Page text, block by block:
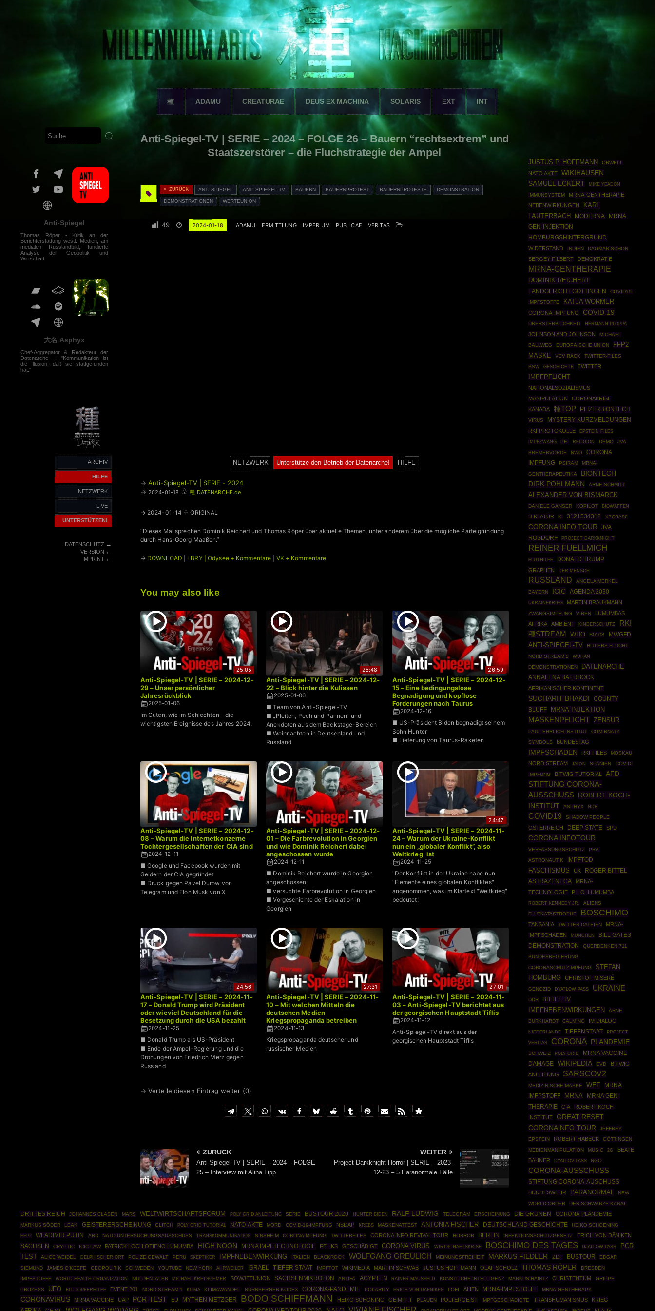
種 ADAMU CREATURAE DEUS EX MACHINA SOLARIS EXT INT
Anti-Spiegel
Thomas Röper - Kritik an der
Berichterstattung westl. Medien, am
medialen Russlandbild, fundierte
Analyse der Geopolitik und
Wirtschaft.
大名 Asphyx
Chef-Aggregator & Redakteur der
Datenarche → "Kommunikation ist
die Illusion, daß sie stattgefunden
hat."
ARCHIV
HILFE
NETZWERK
LIVE
UNTERSTÜTZEN!
DATENSCHUTZ←
VERSION ←
IMPRINT←
Anti-Spiegel-TV | SERIE – 2024 – FOLGE 26 – Bauern “rechtsextrem” und
Staatszerstörer – die Fluchstrategie der Ampel
« ZURÜCK ANTI-SPIEGEL ANTI-SPIEGEL-TV BAUERN BAUERNPROTEST BAUERNPROTESTE DEMONSTRATION
DEMONSTRATIONEN WERTEUNION
49 2024-01-18 ADAMU ERMITTLUNG IMPERIUM PUBLICAE VERITAS
NETZWERK Unterstütze den Betrieb der Datenarche! HILFE
→ Anti-Spiegel-TV | SERIE - 2024
→ 2024-01-18 ♧ 種 DATENARCHE.de
→ 2024-01-14 ♧ ORIGINAL
“Dieses Mal sprechen Dominik Reichert und Thomas Röper über aktuelle Themen, unter anderem über die mögliche Parteigründung
durch Hans-Georg Maaßen.”
→ DOWNLOAD LBRY | Odysee + Kommentare VK + Kommentare
You may also like
25:05
Anti-Spiegel-TV | SERIE – 2024-12-
29 – Unser persönlicher
Jahresrückblick
2025-01-06
Im Guten, wie im Schlechten – die
wichtigsten Ereignisse des Jahres 2024.
25:48
Anti-Spiegel-TV | SERIE – 2024-12-
22 – Blick hinter die Kulissen
2025-01-06
■ Team von Anti-Spiegel-TV
■ „Pleiten, Pech und Pannen“ und
Anekdoten aus dem Backstage-Bereich
■ Weihnachten in Deutschland und
Russland
26:59
Anti-Spiegel-TV | SERIE – 2024-12-
15 – Eine bedingungslose
Begnadigung und kopflose
Forderungen nach Taurus
2024-12-16
■ US-Präsident Biden begnadigt seinem
Sohn Hunter
■ Lieferung von Taurus-Raketen
Anti-Spiegel-TV | SERIE – 2024-12-
08 – Warum die Internetkonzerne
Tochtergesellschaften der CIA sind
2024-12-11
■ Google und Facebook wurden mit
Geldern der CIA gegründet
■ Druck gegen Pavel Durow von
Telegram und Elon Musk von X
Anti-Spiegel-TV | SERIE – 2024-12-
01 – Die Farbrevolution in Georgien
und wie Dominik Reichert dabei
angeschossen wurde
2024-12-11
■ Dominik Reichert wurde in Georgien
angeschossen
■ versuchte Farbrevolution in Georgien
■ Vorgeschichte der Eskalation in
Georgien
24:47
Anti-Spiegel-TV | SERIE – 2024-11-
24 – Warum der Ukraine-Konflikt
nun ein „globaler Konflikt”, also
Weltkrieg, ist
2024-11-25
"Der Konflikt in der Ukraine habe nun
"Elemente eines globalen Konfliktes"
angenommen, was im Klartext "Weltkrieg"
bedeutet."
24:56
Anti-Spiegel-TV | SERIE – 2024-11-
17 – Donald Trump wird Präsident
oder wieviel Deutschland für die
Besetzung durch die USA bezahlt
2024-11-25
■ Donald Trump als US-Präsident
■ Ende der Ampel-Regierung und die
Drohungen von Friedrich Merz gegen
Russland
27:31
Anti-Spiegel-TV | SERIE – 2024-11-
10 – Mit welchen Mitteln die
deutschen Medien
Kriegspropaganda betreiben
2024-11-13
Kriegspropaganda deutscher und
russischer Medien
27:01
Anti-Spiegel-TV | SERIE – 2024-11-
03 – Anti-Spiegel-TV berichtet aus
der georgischen Hauptstadt Tiflis
2024-11-12
Anti-Spiegel-TV direkt aus der
georgischen Hauptstadt Tiflis
→ Verteile diesen Eintrag weiter (0)
ZURÜCK
Anti-Spiegel-TV | SERIE – 2024 – FOLGE
25 – Interview mit Alina Lipp
WEITER
Project Darkknight Horror | SERIE – 2023-
12-23 – 5 Paranormale Fälle
JUSTUS P. HOFFMANN ORWELL
NATO AKTE
WIKIHAUSEN
SAMUEL ECKERT
MIKE YEADON
IMMUNSYSTEM
MRNA-GENTHERAPIE
NEBENWIRKUNGEN
KARL
LAUTERBACH
MODERNA
MRNA
GEN-INJEKTION
HOMBURGSHINTERGRUND
WIDERSTAND INDIEN DAGMAR SCHÖN
SERGEY FILBERT DEMOKRATIE
MRNA-GENTHERAPIE
DOMINIK REICHERT
LANDGERICHT GÖTTINGEN
COVID19-
IMPFSTOFFE
KATJA WÖRMER
CORONA-IMPFUNG COVID-19
ÜBERSTERBLICHKEIT HERMANN PLOPPA
JOHNSON AND JOHNSON
MICHAEL
BALLWEG
EUROPÄISCHE UNION
FFP2
MASKE
VCV RACK
TWITTER-FILES
BSW
GESCHICHTE TWITTER
IMPFPFLICHT
NATIONALSOZIALISMUS
MANIPULATION
CORONAKRISE
KANADA
種TOP PFIZERBIONTECH
VIRUS
MYSTERY KURZMELDUNGEN
RKI-PROTOKOLLE
EPSTEIN FILES
IMPFZWANG
PEI RELIGION DEMO
JVA
BREMERVÖRDE
NWO
CORONA
IMPFUNG
PSIRAM
MRNA-
GENTHERAPEUTIKA
BIONTECH
DIRK POHLMANN
ARNE SCHMITT
ALEXANDER VON BISMARCK
DANIELE GANSER KOPILOT BIOWAFFEN
DIKTATUR KI 3121534312 X7Q5A96
CORONA INFO TOUR
JVA
ROSDORF
PROJECT DARKKNIGHT
REINER FUELLMICH
FLUTHILFE DONALD TRUMP
GRAPHEN DER MENSCH
RUSSLAND
ANGELA MERKEL
BAYERN
ICIC AGENDA 2030
UKRAINEKRIEG MARTIN BRAUKMANN
ZWANGSIMPFUNG VIREN
LUMUMBAS
AFRIKA
AMBIENT KINDERSCHUTZ
RKI
種STREAM
WHO B0108 MWGFD
ANTI-SPIEGEL-TV
HITLERS FLUCHT
NORD STREAM 2
WUHAN
DEMONSTRATIONEN DATENARCHE
ANNALENA BAERBOCK
AFRIKANISCHER KONTINENT
SUCHARIT BHAKDI
COUNTY
BLUFF
MRNA-INJEKTION
MASKENPFLICHT ZENSUR
PAUL-EHRLICH INSTITUT
COMIRNATY
SYMBOLS
BUNDESTAG
IMPFSCHADEN RKI-FILES MOSKAU
NORD STREAM JAPAN SPANIEN
COVID-
IMPFUNG
BITWIG TUTORIAL AFD
STIFTUNG CORONA-
AUSSCHUSS
ROBERT KOCH-
INSTITUT
ASPHYX NDR
COVID19 SHADOW PEOPLE
ÖSTERREICH DEEP STATE SPD
CORONA INFOTOUR
VERFASSUNGSSCHUTZ
PRÄ-
ASTRONAUTIK
IMPFTOD
FASCHISMUS
UK
ROGER BITTEL
ASTRAZENECA
MRNA-
TECHNOLOGIE
P.L.O. LUMUMBA
ROBERT KENNEDY JR.
ALIENS
FLUTKATASTROPHE
BOSCHIMO
TANSANIA TWITTER-DATEIEN
MRNA-
IMPFSCHADEN
MÜNCHEN BILL GATES
DEMONSTRATION
QUERDENKEN 711
BUNDESREGIERUNG
CORONASCHUTZIMPFUNG
STEFAN
HOMBURG
CHRISTOF MISERÉ
GENOZID DYATLOW PASS UKRAINE
DDR BITTEL TV
IMPFNEBENWIRKUNGEN
ARNE
BURKHARDT
CALMING IM DIALOG
NIEDERLANDE TIEFENSTAAT PROJECT
VERITAS CORONA PLANDEMIE
SCHWEIZ POLY GRID
MRNA VACCINE
DAMAGE
WIKIPEDIA EVD
BITWIG
ANLEITUNG
SARSCOV2
MEDIZINISCHE MASKE WEF
MRNA
IMFPSTOFF
MRNA
MRNA GEN-
THERAPIE
CIA
ROBERT-KOCH
INSTITUT
GREAT RESET
CORONAINFO TOUR
JEFFREY
EPSTEIN
ROBERT HABECK
GÖTTINGEN
MEDIENMANIPULATION
MUSIC 2G
BEATE
BAHNER
DYATLOV PASS NGO
CORONA-AUSSCHUSS
STIFTUNG CORONA-AUSCHUSS
BUNDESWEHR PARANORMAL
NEW
WORLD ORDER
DER SCHWARZE KANAL
DRITTES REICH JOHANNES CLASEN MARS WELTWIRTSCHAFTSFORUM POLY GRID ANLEITUNG SERIE BUSTOUR 2020 HUNTER BIDEN RALF LUDWIG TELEGRAM ERSCHEINUNG DIE GRÜNEN CORONA-PLANDEMIE
MARKUS SÖDER LEAK GEISTERERSCHEINUNG GLITCH POLY GRID TUTORIAL NATO-AKTE MORD COVID-19-IMPFUNG NSDAP KREBS MASKENATTEST ANTONIA FISCHER DEUTSCHLAND GESCHICHTE
HEIKO SCHOENING
FFP2
WLADIMIR PUTIN ARD NATO UNTERSUCHUNGSAUSSCHUSS TRANSKOMMUNIKATION SINSHEIM CORONAIMPFUNG TWITTERFILES CORONA INFO REVIVAL TOUR HORROR BERLIN INFEKTIONSSCHUTZGESETZ ERICH VON DÄNIKEN
SACHSEN CRYPTIC ICIC.LAW PATRICK LOCH OTIENO LUMUMBA HIGH NOON MRNA IMPFTECHNOLOGIE FELIKS GESCHÄDIGT CORONA VIRUS WIRTSCHAFTSKRISE BOSCHIMO DES TAGES DJATLOW PASS
PCR
TEST
ALICE WEIDEL DELPHISCHER ORT POLIZEIGEWALT PERU SKEPTIKER IMPFNEBENWIRKUNG ITALIEN BLACKROCK WOLFGANG GREULICH MEINUNGSFREIHEIT MARKUS FIEDLER ZDF BUSTOUR
EDGAR
SIEMUND
JAMES O'KEEFE GEOPOLITIK SCHWEDEN YOUTUBE NEW YORK AHRWEILER ISRAEL TIEFER STAAT IMPFTOT WIKIMEDIA MARTIN SCHWAB JUSTUS HOFFMANN OLAF SCHOLZ THOMAS RÖPER
DRESDEN
IMPFSTOFFE
WORLD HEALTH ORGANIZATION MULDENTALER MICHAEL KRETSCHMER SOWJETUNION SACHSENMIKROFON ANTIFA ÄGYPTEN RAINER MAUSFELD KÜNSTLICHE INTELLIGENZ MARKUS HAINTZ CHRISTENTUM
GRIPPE
PROZESS
UFO FLUTOPFERHILFE EVENT 201 NORD STREAM 1 KLIMA KLIMAWANDEL NÜRNBERGER KODEX CORONA-PANDEMIE POLARITY ERICH VON DAENIKEN LOFI ALIEN MRNA-IMPFSTOFFE MRNA-GENTHERAPY
CORONAVIRUS MRNA VACCINE UAP PCR-TEST EU MYTHEN METZGER BODO SCHIFFMANN HEIKO SCHÖNING GEIMPFT PLAUEN POLTERGEIST IMPFGESCHÄDIGTE TRANSHUMANISMUS KRIEG